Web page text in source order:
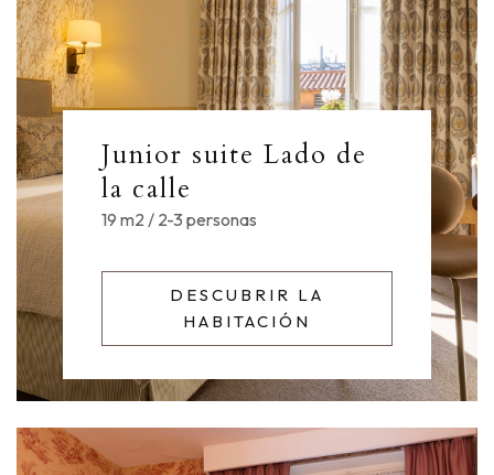
Junior suite Lado de
la calle
19 m2 / 2-3 personas
DESCUBRIR LA
HABITACIÓN